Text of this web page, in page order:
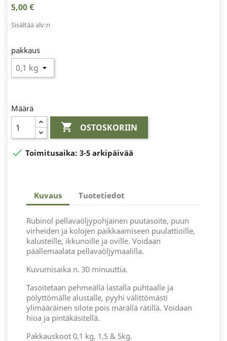
5,00 €
Sisältää alv:n
pakkaus
Määrä
 OSTOSKORIIN
 Toimitusaika: 3-5 arkipäivää
Kuvaus Tuotetiedot
Rubinol pellavaöljypohjainen puutasoite, puun
virheiden ja kolojen paikkaamiseen puulattioille,
kalusteille, ikkunoille ja oville. Voidaan
päällemaalata pellavaöljymaalilla.
Kuvumisaika n. 30 minuuttia.
Tasoitetaan pehmeällä lastalla puhtaalle ja
pölyttömälle alustalle, pyyhi välittömästi
ylimääräinen silote pois märällä rätillä. Voidaan
hioa ja pintäkäsitellä.
Pakkauskoot 0,1 kg, 1,5 & 5kg.